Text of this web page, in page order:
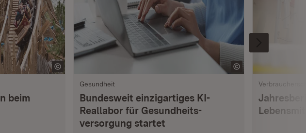
beim
Gesundheit
Bundesweit einzigartiges KI-
Reallabor für Gesundheits­
versorgung startet